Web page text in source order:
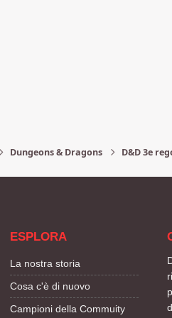
Dungeons & Dragons D&D 3e
ESPLORA
La nostra storia
Cosa c'è di nuovo
Campioni della Commuity